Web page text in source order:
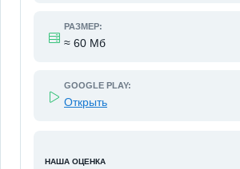
РАЗМЕР:
≈ 60 Мб
GOOGLE PLAY:
Открыть
НАША ОЦЕНКА